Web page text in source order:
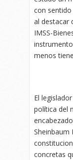
con
al destacar
IMSS-
menos
El
política del
Sheinbaum
concretas